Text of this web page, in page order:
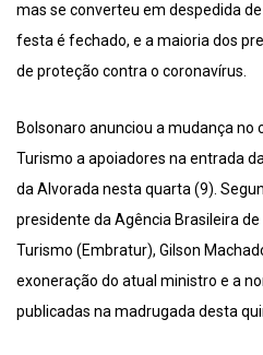
mas se converteu em despedida
festa é fechado, e a maioria dos
de proteção contra o coronavírus.
Bolsonaro anunciou a mudança no
Turismo a apoiadores na entrada
da Alvorada nesta quarta (9).
presidente da Agência Brasileira
Turismo (Embratur), Gilson
exoneração do atual ministro e a
publicadas na madrugada desta